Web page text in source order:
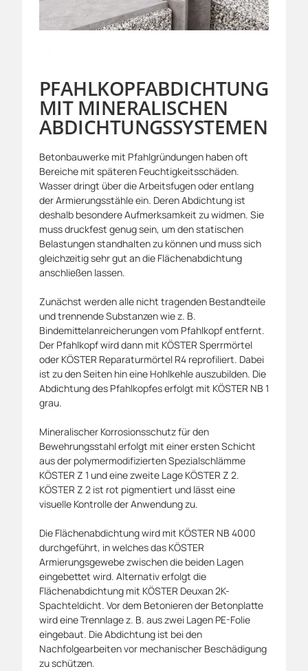
PFAHLKOPFABDICHTUNG
MIT MINERALISCHEN
ABDICHTUNGSSYSTEMEN
Betonbauwerke mit Pfahlgründungen haben oft
Bereiche mit späteren Feuchtigkeitsschäden.
Wasser dringt über die Arbeitsfugen oder entlang
der Armierungsstähle ein. Deren Abdichtung ist
deshalb besondere Aufmerksamkeit zu widmen. Sie
muss druckfest genug sein, um den statischen
Belastungen standhalten zu können und muss sich
gleichzeitig sehr gut an die Flächenabdichtung
anschließen lassen.
Zunächst werden alle nicht tragenden Bestandteile
und trennende Substanzen wie z. B.
Bindemittelanreicherungen vom Pfahlkopf entfernt.
Der Pfahlkopf wird dann mit KÖSTER Sperrmörtel
oder KÖSTER Reparaturmörtel R4 reprofiliert. Dabei
ist zu den Seiten hin eine Hohlkehle auszubilden. Die
Abdichtung des Pfahlkopfes erfolgt mit KÖSTER NB 1
grau.
Mineralischer Korrosionsschutz für den
Bewehrungsstahl erfolgt mit einer ersten Schicht
aus der polymermodifizierten Spezialschlämme
KÖSTER Z 1 und eine zweite Lage KÖSTER Z 2.
KÖSTER Z 2 ist rot pigmentiert und lässt eine
visuelle Kontrolle der Anwendung zu.
Die Flächenabdichtung wird mit KÖSTER NB 4000
durchgeführt, in welches das KÖSTER
Armierungsgewebe zwischen die beiden Lagen
eingebettet wird. Alternativ erfolgt die
Flächenabdichtung mit KÖSTER Deuxan 2K-
Spachteldicht. Vor dem Betonieren der Betonplatte
wird eine Trennlage z. B. aus zwei Lagen PE-Folie
eingebaut. Die Abdichtung ist bei den
Nachfolgearbeiten vor mechanischer Beschädigung
zu schützen.